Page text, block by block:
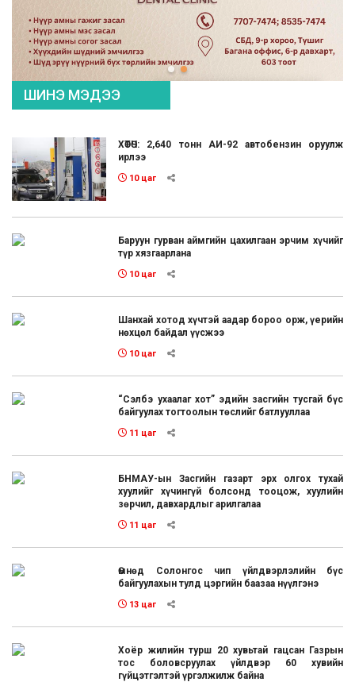
ШИНЭ МЭДЭЭ
ХӨТӨЧ: 2,640 тонн АИ-92 автобензин оруулж
ирлээ
10 цаг
Баруун гурван аймгийн цахилгаан эрчим хүчийг
түр хязгаарлана
10 цаг
Шанхай хотод хүчтэй аадар бороо орж, үерийн
нөхцөл байдал үүсжээ
10 цаг
“Сэлбэ ухаалаг хот” эдийн засгийн тусгай бүс
байгуулах тогтоолын төслийг батлууллаа
11 цаг
БНМАУ-ын Засгийн газарт эрх олгох тухай
хуулийг хүчингүй болсонд тооцож, хуулийн
зөрчил, давхардлыг арилгалаа
11 цаг
Өмнөд Солонгос чип үйлдвэрлэлийн бүс
байгуулахын тулд цэргийн баазаа нүүлгэнэ
13 цаг
Хоёр жилийн турш 20 хувьтай гацсан Газрын
тос боловсруулах үйлдвэр 60 хувийн
гүйцэтгэлтэй үргэлжилж байна